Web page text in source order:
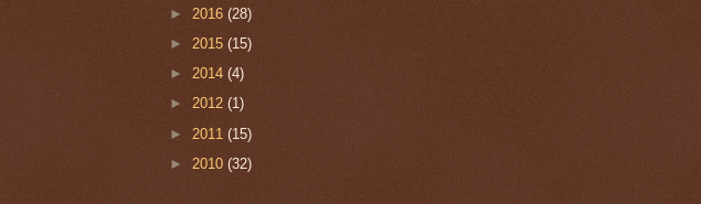
► 2016 (28)
► 2015 (15)
► 2014 (4)
► 2012 (1)
► 2011 (15)
► 2010 (32)